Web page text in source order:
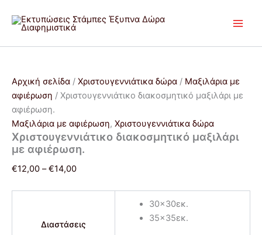
στο
περιεχόμενο
Αρχική σελίδα / Χριστουγεννιάτικα δώρα / Μαξιλάρια με
αφιέρωση / Χριστουγεννιάτικο διακοσμητικό μαξιλάρι με
αφιέρωση.
Μαξιλάρια με αφιέρωση, Χριστουγεννιάτικα δώρα
Χριστουγεννιάτικο διακοσμητικό μαξιλάρι
με αφιέρωση.
€12,00 – €14,00
range:
through
Διαστάσεις
30x30εκ.
35x35εκ.
διακοσμητικό
μαξιλάρι
range:
through
το
έχει
παραλλαγές.
μπορούν
να
του
προϊόντος